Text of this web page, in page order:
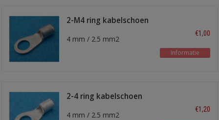
2-M4 ring kabelschoen
4 mm / 2.5 mm2
€1,00
Informatie
2-4 ring kabelschoen
4 mm / 2.5 mm2
€1,20